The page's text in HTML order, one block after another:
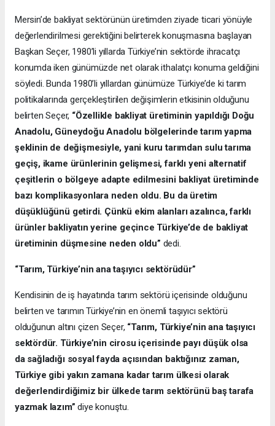
Mersin’de bakliyat sektörünün üretimden ziyade ticari yönüyle
değerlendirilmesi gerektiğini belirterek konuşmasına başlayan
Başkan Seçer, 1980’li yıllarda Türkiye’nin sektörde ihracatçı
konumda iken günümüzde net olarak ithalatçı konuma geldiğini
söyledi. Bunda 1980’li yıllardan günümüze Türkiye’de ki tarım
politikalarında gerçekleştirilen değişimlerin etkisinin olduğunu
belirten Seçer, “Özellikle bakliyat üretiminin yapıldığı Doğu
Anadolu, Güneydoğu Anadolu bölgelerinde tarım yapma
şeklinin de değişmesiyle, yani kuru tarımdan sulu tarıma
geçiş, ikame ürünlerinin gelişmesi, farklı yeni alternatif
çeşitlerin o bölgeye adapte edilmesini bakliyat üretiminde
bazı komplikasyonlara neden oldu. Bu da üretim
düşüklüğünü getirdi. Çünkü ekim alanları azalınca, farklı
ürünler bakliyatın yerine geçince Türkiye’de de bakliyat
üretiminin düşmesine neden oldu” dedi.
“Tarım, Türkiye’nin ana taşıyıcı sektörüdür”
Kendisinin de iş hayatında tarım sektörü içerisinde olduğunu
belirten ve tarımın Türkiye’nin en önemli taşıyıcı sektörü
olduğunun altını çizen Seçer, “Tarım, Türkiye’nin ana taşıyıcı
sektördür. Türkiye’nin cirosu içerisinde payı düşük olsa
da sağladığı sosyal fayda açısından baktığınız zaman,
Türkiye gibi yakın zamana kadar tarım ülkesi olarak
değerlendirdiğimiz bir ülkede tarım sektörünü baş tarafa
yazmak lazım” diye konuştu.